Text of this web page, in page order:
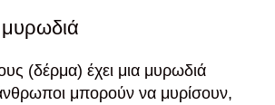
(δέρμα) έχει μια μυρωδιά
μπορούν να μυρίσουν,